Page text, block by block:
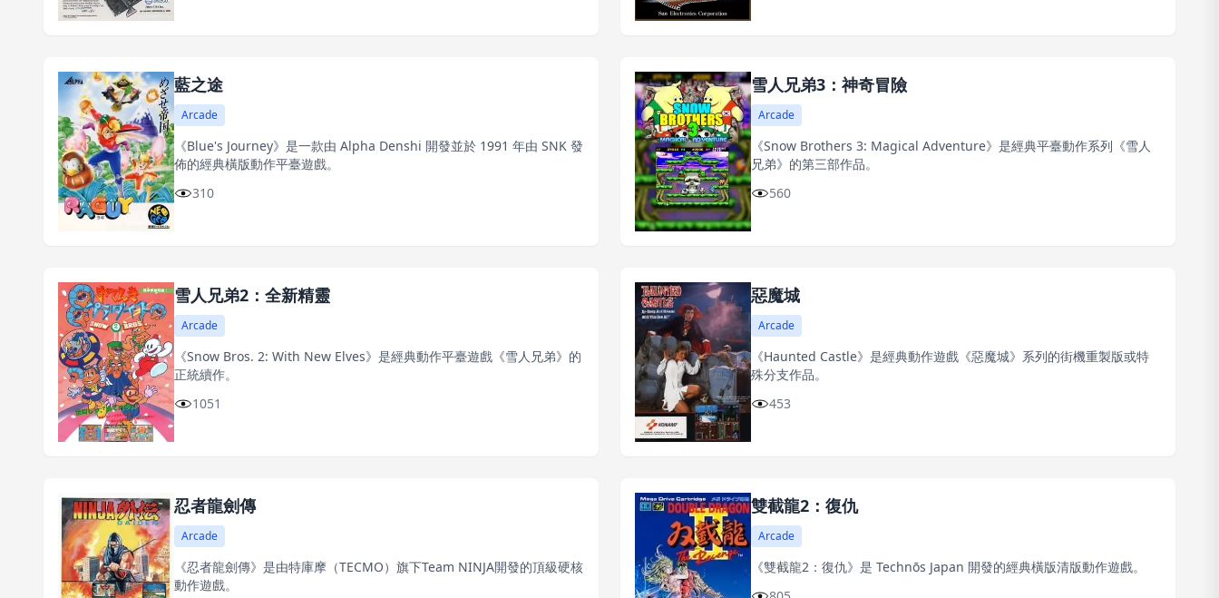
藍之途
Arcade
《Blue's Journey》是一款由 Alpha Denshi 開發並於 1991 年由 SNK 發
佈的經典橫版動作平臺遊戲。
310
雪人兄弟3：神奇冒險
Arcade
《Snow Brothers 3: Magical Adventure》是經典平臺動作系列《雪人
兄弟》的第三部作品。
560
雪人兄弟2：全新精靈
Arcade
《Snow Bros. 2: With New Elves》是經典動作平臺遊戲《雪人兄弟》的
正統續作。
1051
惡魔城
Arcade
《Haunted Castle》是經典動作遊戲《惡魔城》系列的街機重製版或特
殊分支作品。
453
忍者龍劍傳
Arcade
《忍者龍劍傳》是由特庫摩（TECMO）旗下Team NINJA開發的頂級硬核
動作遊戲。
雙截龍2：復仇
Arcade
《雙截龍2：復仇》是 Technōs Japan 開發的經典橫版清版動作遊戲。